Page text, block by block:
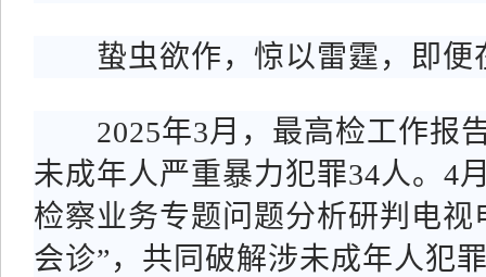
蛰虫欲作，惊以雷霆，即便
2025年3月，最高检工作报
未成年人严重暴力犯罪34人。4
检察业务专题问题分析研判电
会诊”，共同破解涉未成年人犯